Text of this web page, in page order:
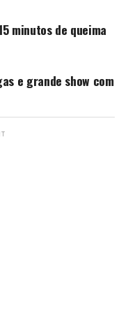
minutos de queima
e grande show com